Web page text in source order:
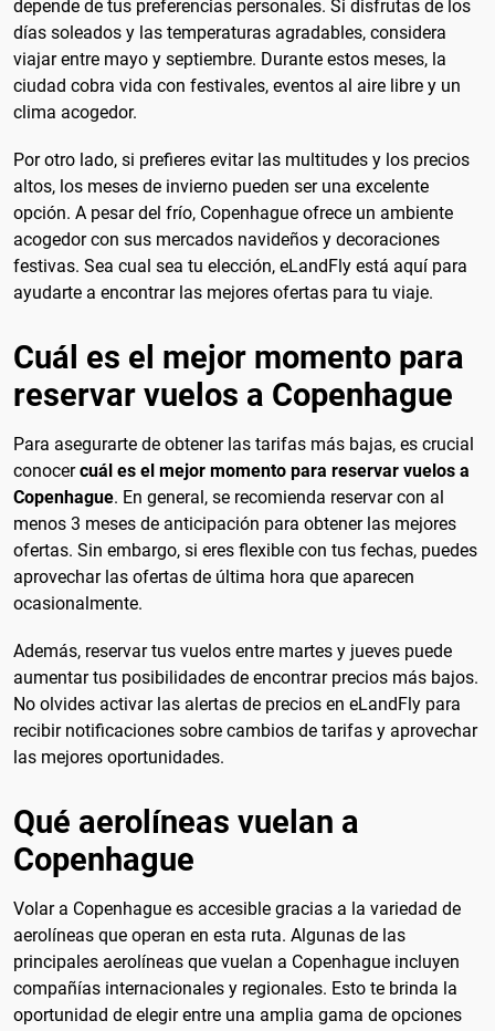
depende de tus preferencias personales. Si disfrutas de los
días soleados y las temperaturas agradables, considera
viajar entre mayo y septiembre. Durante estos meses, la
ciudad cobra vida con festivales, eventos al aire libre y un
clima acogedor.
Por otro lado, si prefieres evitar las multitudes y los precios
altos, los meses de invierno pueden ser una excelente
opción. A pesar del frío, Copenhague ofrece un ambiente
acogedor con sus mercados navideños y decoraciones
festivas. Sea cual sea tu elección, eLandFly está aquí para
ayudarte a encontrar las mejores ofertas para tu viaje.
Cuál es el mejor momento para
reservar vuelos a Copenhague
Para asegurarte de obtener las tarifas más bajas, es crucial
conocercuál es el mejor momento para reservar vuelos a
Copenhague. En general, se recomienda reservar con al
menos 3 meses de anticipación para obtener las mejores
ofertas. Sin embargo, si eres flexible con tus fechas, puedes
aprovechar las ofertas de última hora que aparecen
ocasionalmente.
Además, reservar tus vuelos entre martes y jueves puede
aumentar tus posibilidades de encontrar precios más bajos.
No olvides activar las alertas de precios en eLandFly para
recibir notificaciones sobre cambios de tarifas y aprovechar
las mejores oportunidades.
Qué aerolíneas vuelan a
Copenhague
Volar a Copenhague es accesible gracias a la variedad de
aerolíneas que operan en esta ruta. Algunas de las
principales aerolíneas que vuelan a Copenhague incluyen
compañías internacionales y regionales. Esto te brinda la
oportunidad de elegir entre una amplia gama de opciones